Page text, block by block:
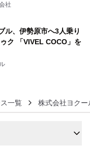
社
ル、伊勢原市へ3人乗り
ク 「VIVEL COCO」を
一覧 株式会社ヨクー